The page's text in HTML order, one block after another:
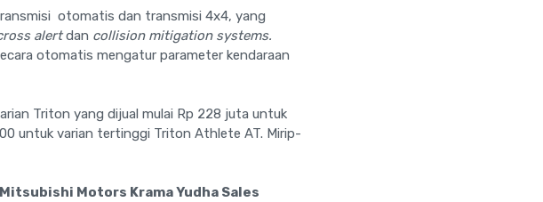
otomatis dan transmisi 4x4, yang
alertdan collision mitigation systems.
otomatis mengatur parameter kendaraan
Triton yang dijual mulai Rp 228 juta untuk
untuk varian tertinggi Triton Athlete AT. Mirip-
Motors Krama Yudha Sales